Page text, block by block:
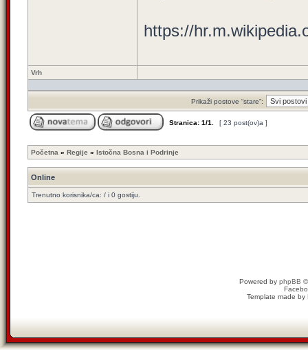
https://
Vrh
Prikaži postove “stare”:
Stranica: 1/1 [ 23 post(ov)a ]
Početna » Regije » Istočna Bosna i Podrinje
Online
Trenutno korisnika/ca: / i 0 gostiju.
Powered by phpBB
Template made by